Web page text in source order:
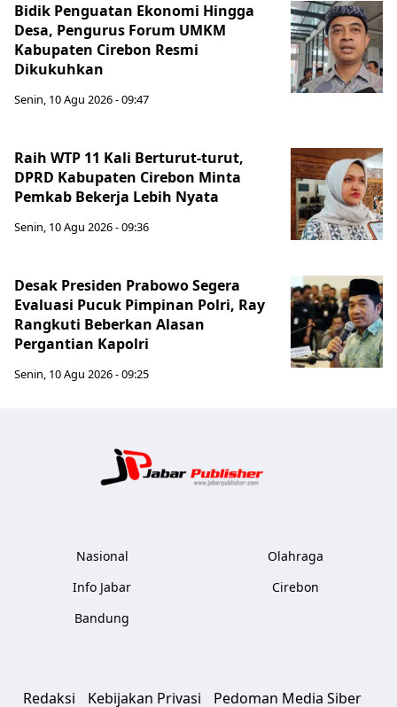
Bidik Penguatan Ekonomi Hingga
Desa, Pengurus Forum UMKM
Kabupaten Cirebon Resmi
Dikukuhkan
Senin, 10 Agu 2026 - 09:47
Raih WTP 11 Kali Berturut-turut,
DPRD Kabupaten Cirebon Minta
Pemkab Bekerja Lebih Nyata
Senin, 10 Agu 2026 - 09:36
Desak Presiden Prabowo Segera
Evaluasi Pucuk Pimpinan Polri, Ray
Rangkuti Beberkan Alasan
Pergantian Kapolri
Senin, 10 Agu 2026 - 09:25
Nasional
Info Jabar
Bandung
Olahraga
Cirebon
Redaksi Kebijakan Privasi Pedoman Media Siber